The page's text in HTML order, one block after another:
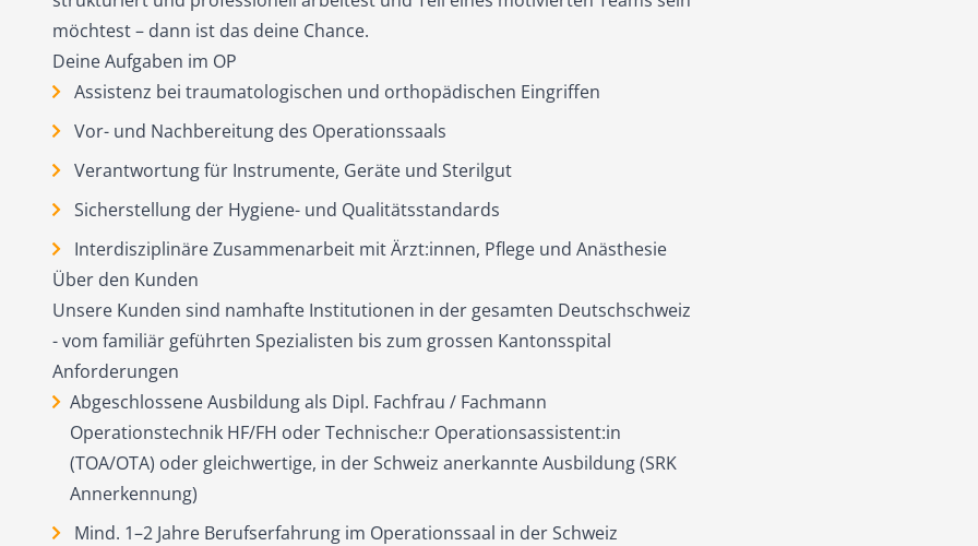
möchtest – dann ist das deine Chance.
Deine Aufgaben im OP
Assistenz bei traumatologischen und orthopädischen Eingriffen
Vor- und Nachbereitung des Operationssaals
Verantwortung für Instrumente, Geräte und Sterilgut
Sicherstellung der Hygiene- und Qualitätsstandards
Interdisziplinäre Zusammenarbeit mit Ärzt:innen, Pflege und Anästhesie
Über den Kunden
Unsere Kunden sind namhafte Institutionen in der gesamten Deutschschweiz
- vom familiär geführten Spezialisten bis zum grossen Kantonsspital
Anforderungen
Abgeschlossene Ausbildung als Dipl. Fachfrau / Fachmann
Operationstechnik HF/FH oder Technische:r Operationsassistent:in
(TOA/OTA) oder gleichwertige, in der Schweiz anerkannte Ausbildung (SRK
Annerkennung)
Mind. 1–2 Jahre Berufserfahrung im Operationssaal in der Schweiz